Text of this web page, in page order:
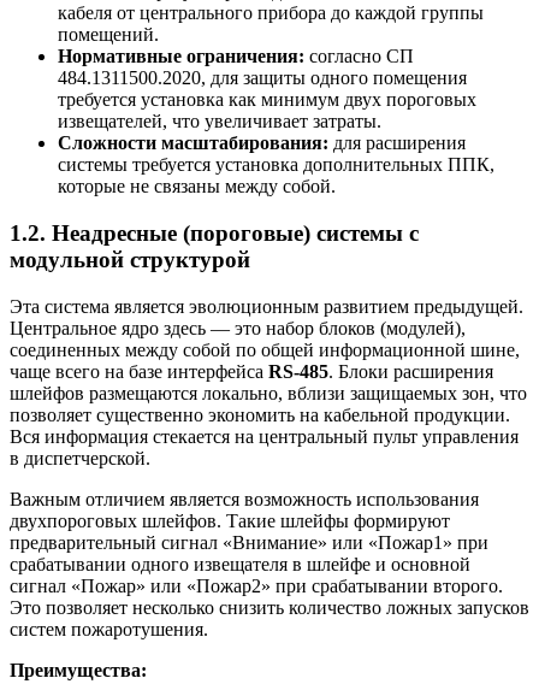
кабеля от центрального прибора до каждой группы
помещений.
Нормативные ограничения: согласно СП
484.1311500.2020, для защиты одного помещения
требуется установка как минимум двух пороговых
извещателей, что увеличивает затраты.
Сложности масштабирования: для расширения
системы требуется установка дополнительных ППК,
которые не связаны между собой.
1.2. Неадресные (пороговые) системы с
модульной структурой
Эта система является эволюционным развитием предыдущей.
Центральное ядро здесь — это набор блоков (модулей),
соединенных между собой по общей информационной шине,
чаще всего на базе интерфейса RS-485. Блоки расширения
шлейфов размещаются локально, вблизи защищаемых зон, что
позволяет существенно экономить на кабельной продукции.
Вся информация стекается на центральный пульт управления
в диспетчерской.
Важным отличием является возможность использования
двухпороговых шлейфов. Такие шлейфы формируют
предварительный сигнал «Внимание» или «Пожар1» при
срабатывании одного извещателя в шлейфе и основной
сигнал «Пожар» или «Пожар2» при срабатывании второго.
Это позволяет несколько снизить количество ложных запусков
систем пожаротушения.
Преимущества: